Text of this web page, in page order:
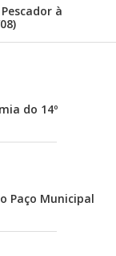
à
do 14º
Paço Municipal